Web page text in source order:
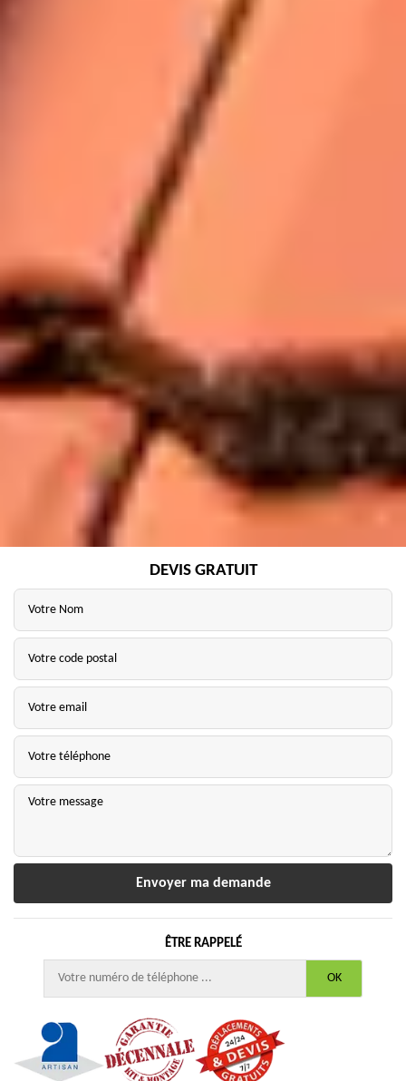
DEVIS GRATUIT
ÊTRE RAPPELÉ